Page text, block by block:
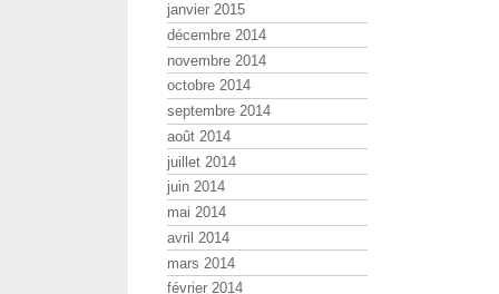
janvier 2015
décembre 2014
novembre 2014
octobre 2014
septembre 2014
août 2014
juillet 2014
juin 2014
mai 2014
avril 2014
mars 2014
février 2014